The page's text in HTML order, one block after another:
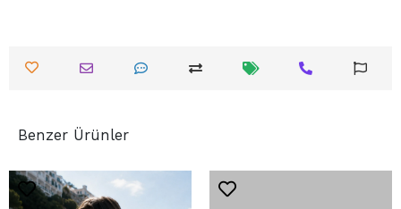
Benzer Ürünler